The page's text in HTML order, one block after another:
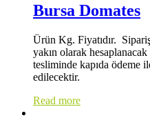
Bursa Domates
Ürün Kg. Fiyatıdır.
yakın olarak
tesliminde kapıda ödeme
edilecektir.
Read more